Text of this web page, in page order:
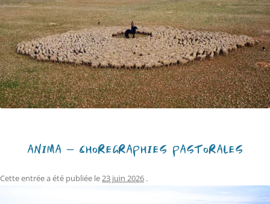
ANIMA – CHORÉGRAPHIES PASTORALES
Cette entrée a été publiée le23 juin 2026 .